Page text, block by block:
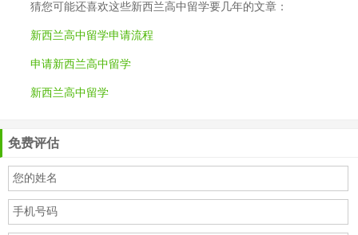
猜您可能还喜欢这些新西兰高中留学要几年的文章：
新西兰高中留学申请流程
申请新西兰高中留学
新西兰高中留学
免费评估